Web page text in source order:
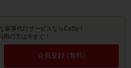
家事代行サービスならCaSy！
用の方は今すぐ！
会員登録 (無料)